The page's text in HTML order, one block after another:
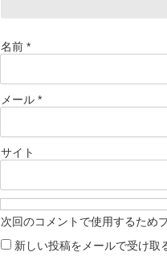
名前 *
メール *
サイト
次回のコメントで使用するため
新しい投稿をメールで受け取